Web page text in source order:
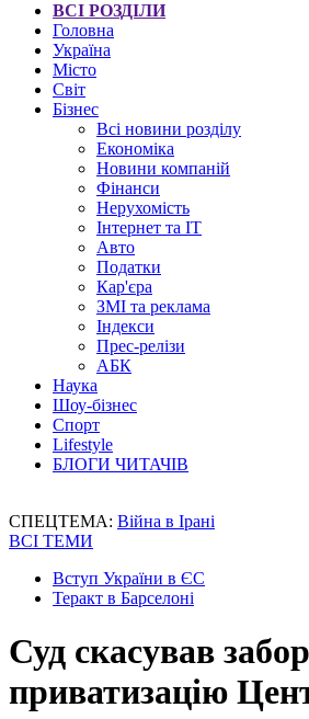
ВСІ РОЗДІЛИ
Головна
Україна
Місто
Світ
Бізнес
Всі новини розділу
Економіка
Новини компаній
Фінанси
Нерухомість
Інтернет та IT
Авто
Податки
Кар'єра
ЗМІ та реклама
Індекси
Прес-релізи
АБК
Наука
Шоу-бізнес
Спорт
Lifestyle
БЛОГИ ЧИТАЧІВ
СПЕЦТЕМА: Війна в Ірані
ВСІ ТЕМИ
Вступ України в ЄС
Теракт в Барселоні
Суд скасував
приватизацію